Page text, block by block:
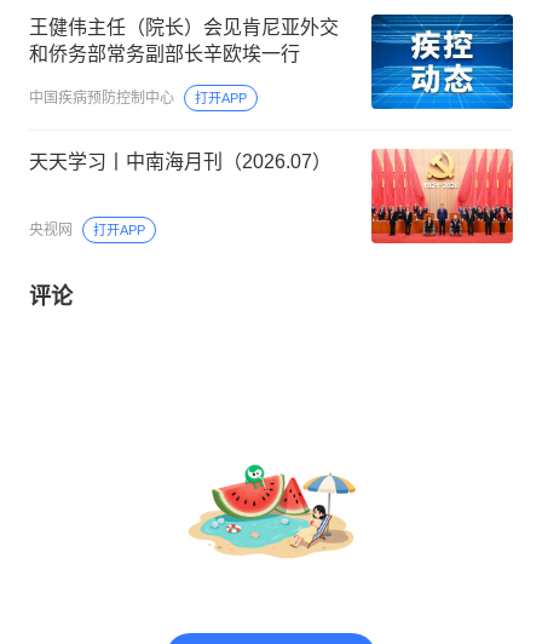
王健伟主任（院长）会见肯尼亚外交
和侨务部常务副部长辛欧埃一行
中国疾病预防控制中心 打开APP
天天学习丨中南海月刊（2026.07）
央视网 打开APP
评论